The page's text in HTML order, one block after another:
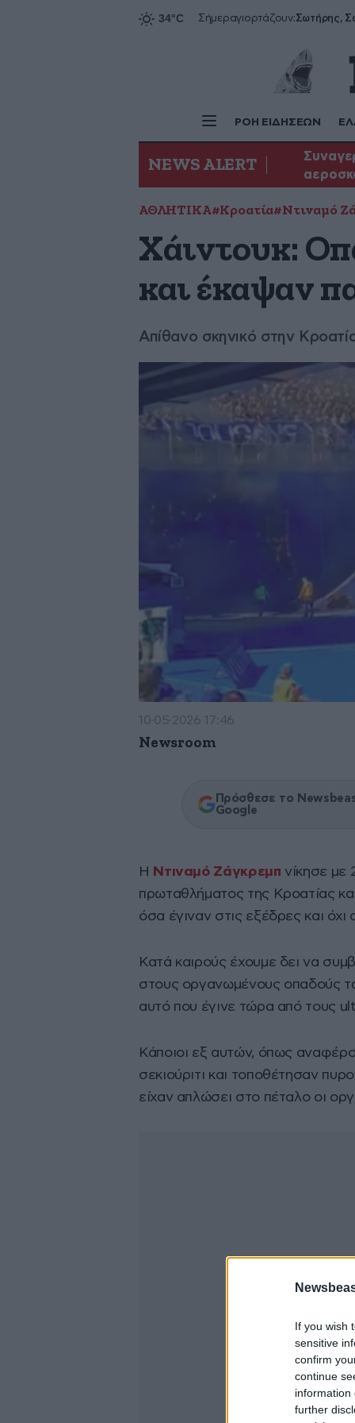
If you wish
sensitive
confirm
continue
information
further
Σήμεραγιορτάζουν:
ΡΟΗ ΕΙΔΗΣΕΩΝ
NEWS ALERT
ΑΘΛΗΤΙΚΑ#Κροατία#Ντιναμό
Χάιντουκ:
και έκαψαν
Απίθανο σκηνικό στην
10·05·2026 17:46
Newsroom
Πρόσθεσε το
Google
Η Ντιναμό Ζάγκρεμπ νίκησε με
πρωταθλήματος της Κροατίας
όσα έγιναν στις εξέδρες και
Κατά καιρούς έχουμε δει να
στους οργανωμένους οπαδούς
αυτό που έγινε τώρα από τους
Κάποιοι εξ αυτών, όπως
σεκιούριτι και τοποθέτησαν
είχαν απλώσει στο πέταλο οι